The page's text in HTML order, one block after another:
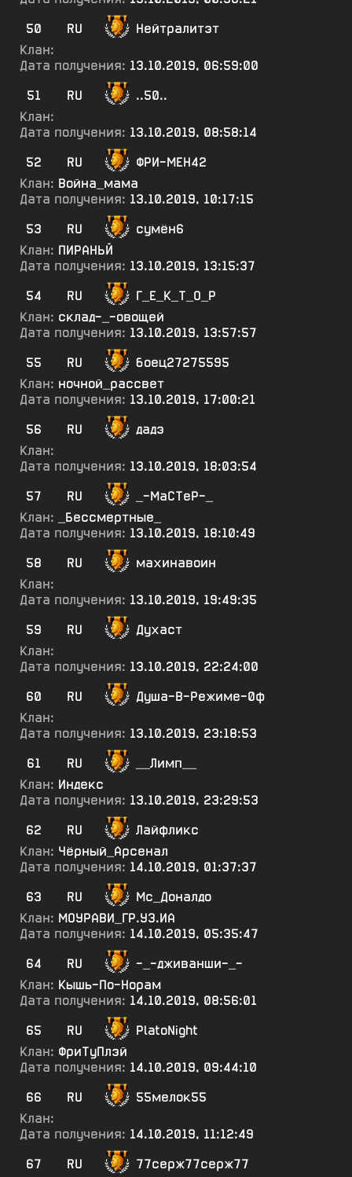
50
RU
Нейтралитэт
Клан:
Дата получения: 13.10.2019, 06:59:00
51
RU
..50..
Клан:
Дата получения: 13.10.2019, 08:58:14
52
RU
ФРИ-МЕН42
Клан: Война_мама
Дата получения: 13.10.2019, 10:17:15
53
RU
сумён6
Клан: ПИРАНЬЙ
Дата получения: 13.10.2019, 13:15:37
54
RU
Г_Е_К_Т_О_Р
Клан: склад-_-овощей
Дата получения: 13.10.2019, 13:57:57
55
RU
боец27275595
Клан: ночной_рассвет
Дата получения: 13.10.2019, 17:00:21
56
RU
дадэ
Клан:
Дата получения: 13.10.2019, 18:03:54
57
RU
_-МаСТеР-_
Клан:
_Бессмертные_
Дата получения: 13.10.2019, 18:10:49
58
RU
махинавоин
Клан:
Дата получения: 13.10.2019, 19:49:35
59
RU
Духаст
Клан:
Дата получения: 13.10.2019, 22:24:00
60
RU
Душа-В-Режиме-0ф
Клан:
Дата получения: 13.10.2019, 23:18:53
61
RU
__Лимп__
Клан: Индекс
Дата получения: 13.10.2019, 23:29:53
62
RU
Лайфликс
Клан: Чёрный_Арсенал
Дата получения: 14.10.2019, 01:37:37
63
RU
Мс_Доналдо
Клан: МОУРАВИ_ГР.УЗ.ИА
Дата получения: 14.10.2019, 05:35:47
64
RU
-_-дживанши-_-
Клан: Кышь-По-Норам
Дата получения: 14.10.2019, 08:56:01
65
RU
PlatoNight
Клан: ФриТуПлэй
Дата получения: 14.10.2019, 09:44:10
66
RU
55мелок55
Клан:
Дата получения: 14.10.2019, 11:12:49
67
RU 77серж77серж77